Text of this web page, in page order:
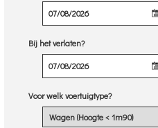
Bij het verlaten?
Voor welk voertuigtype?